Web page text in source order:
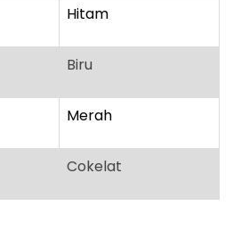
Hitam
Biru
Merah
Cokelat